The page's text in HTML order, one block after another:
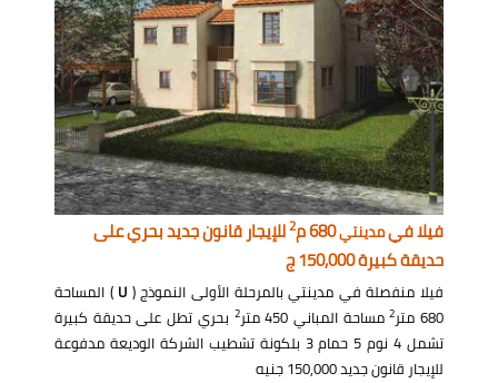
فيلا فيمدينتي680 م 2للإيجار قانون جديد بحري على
حديقة كبيرة 150,000 ج
فيلا منفصلة في مدينتي بالمرحلة الأولى النموذج ( U ) المساحة
680 متر
2مساحة المباني 450 متر 2 بحري تطل على حديقة كبيرة
تشمل 4 نوم 5 حمام 3 بلكونة تشطيب الشركة الوديعة مدفوعة
للإيجار قانون جديد 150,000 جنيه